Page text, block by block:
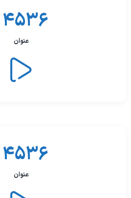
4536
عنوان
4536
عنوان